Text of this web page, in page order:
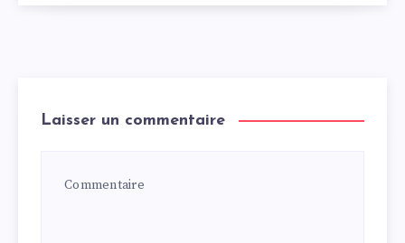
Laisser un commentaire